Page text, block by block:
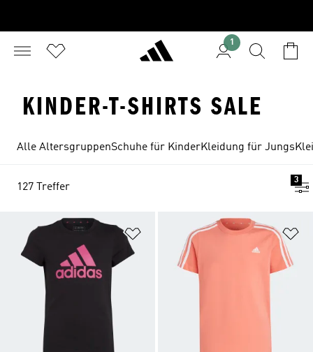
1
KINDER-T-SHIRTS SALE
Alle AltersgruppenSchuhe für KinderKleidung für Jungs
127 Treffer
3
Zur Wunschliste hinzufügen